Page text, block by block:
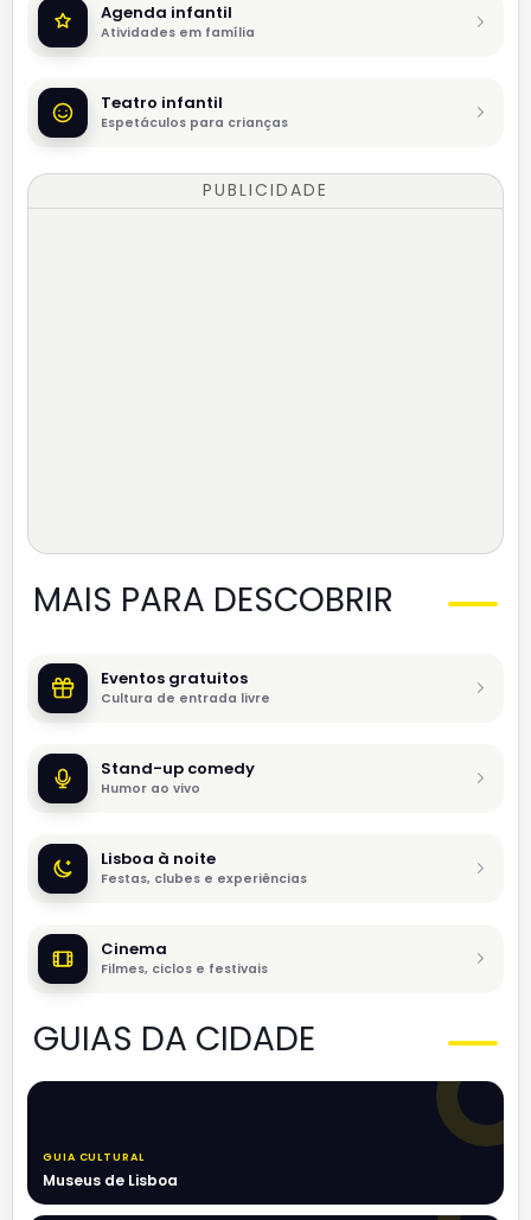
Agenda infantil
Atividades em família
Teatro infantil
Espetáculos para crianças
PUBLICIDADE
MAIS PARA DESCOBRIR
Eventos gratuitos
Cultura de entrada livre
Stand-up comedy
Humor ao vivo
Lisboa à noite
Festas, clubes e experiências
Cinema
Filmes, ciclos e festivais
GUIAS DA CIDADE
GUIA CULTURAL
Museus de Lisboa